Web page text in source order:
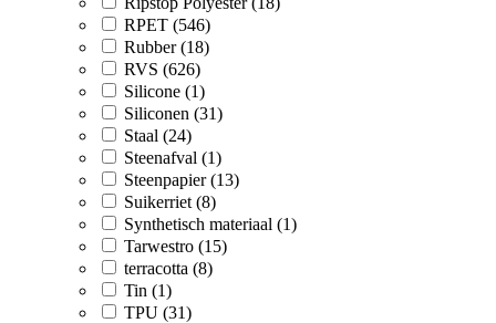
RPET (546)
Rubber (18)
RVS (626)
Silicone (1)
Siliconen (31)
Staal (24)
Steenafval (1)
Steenpapier (13)
Suikerriet (8)
Synthetisch materiaal (1)
Tarwestro (15)
terracotta (8)
Tin (1)
TPU (31)